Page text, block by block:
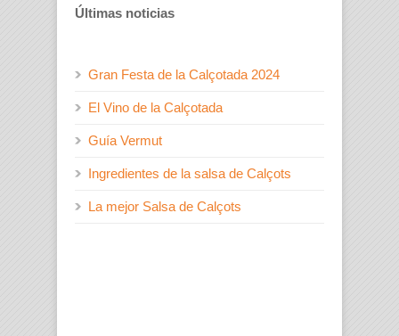
Últimas noticias
Gran Festa de la Calçotada 2024
El Vino de la Calçotada
Guía Vermut
Ingredientes de la salsa de Calçots
La mejor Salsa de Calçots